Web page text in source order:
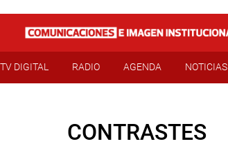
TV DIGITAL RADIO AGENDA NOTICIAS
CONTRASTES